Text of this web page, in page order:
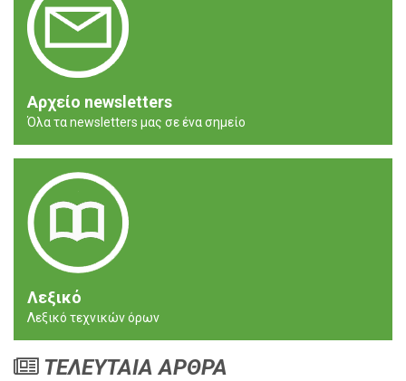
Αρχείο newsletters
Όλα τα newsletters μας σε ένα σημείο
Λεξικό
Λεξικό τεχνικών όρων
ΤΕΛΕΥΤΑΙΑ ΑΡΘΡΑ